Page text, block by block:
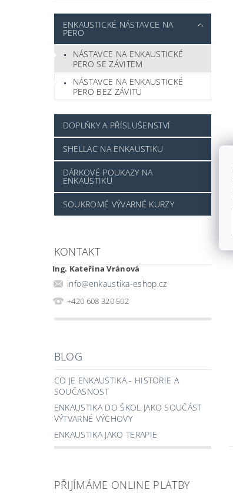
ENKAUSTICKÉ NÁSTAVCE NA
PERO
NÁSTAVCE NA ENKAUSTICKÉ
PERO SE ZÁVITEM
NÁSTAVCE NA ENKAUSTICKÉ
PERO BEZ ZÁVITU
DOPLŇKY A PŘÍSLUŠENSTVÍ
SHELLAC NA ENKAUSTIKU
DÁRKOVÉ POUKAZY NA
ENKAUSTIKU
SOUKROMÉ VÝVARNÉ KURZY
KONTAKT
Ing. Kateřina Vránová
info@enkaustika-eshop.cz
+420 608 320 502
BLOG
CO JE ENKAUSTIKA - HISTORIE A
SOUČASNOST
ENKAUSTIKA DO ŠKOL JAKO SOUČÁST
VÝTVARNÉ VÝCHOVY
ENKAUSTIKA JAKO TERAPIE
PŘIJÍMÁME ONLINE PLATBY